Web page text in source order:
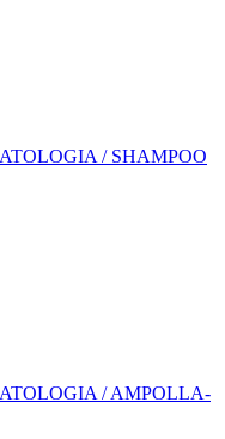
/ SHAMPOO
/ AMPOLLA-